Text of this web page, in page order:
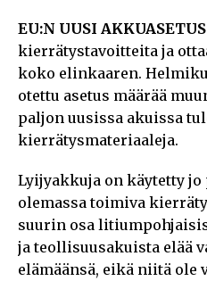
EU:N UUSI AKKUASETUS
kierrätystavoitteita ja
koko elinkaaren.
otettu asetus määrää
paljon uusissa akuissa
kierrätysmateriaaleja.
Lyijyakkuja on käytetty
olemassa toimiva
suurin osa
ja teollisuusakuista elää
elämäänsä, eikä niitä ole